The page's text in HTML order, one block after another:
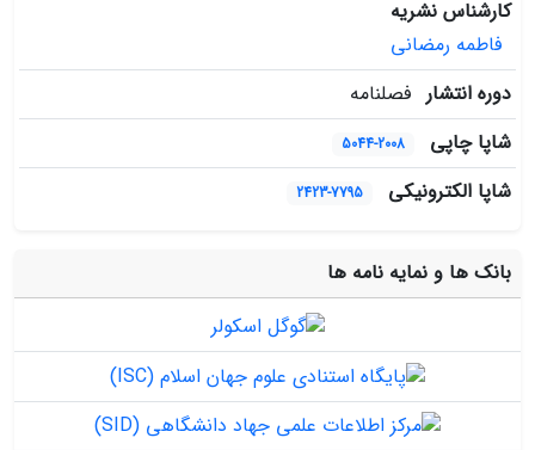
کارشناس نشریه
فاطمه رمضانی
دوره انتشار فصلنامه
شاپا چاپی
5044-2008
شاپا الکترونیکی 2423-7795
بانک ها و نمایه نامه ها